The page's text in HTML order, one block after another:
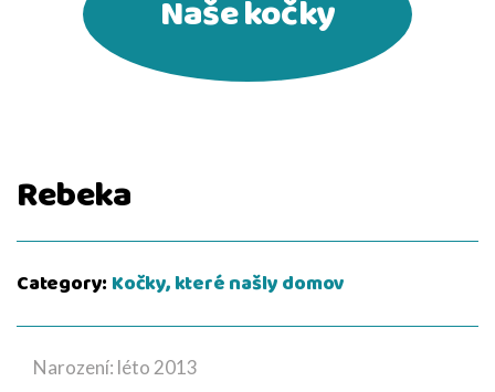
Naše kočky
Rebeka
Category: Kočky, které našly domov
Narození: léto 2013